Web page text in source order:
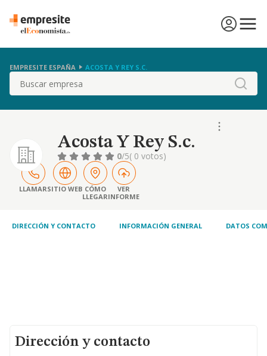
EMPRESITE ESPAÑA ACOSTA Y REY S.C.
Buscar
Acosta Y Rey S.c.
0/5( 0 votos)
LLAMARSITIO WEB CÓMO
LLEGAR
VER
INFORME
DIRECCIÓN Y CONTACTO INFORMACIÓN GENERAL DATOS
Dirección y contacto